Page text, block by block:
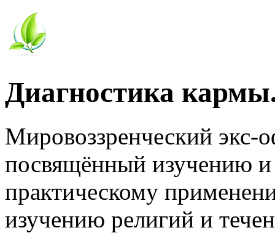
Диагностика
Мировоззренческий
посвящённый изучению
практическому
изучению религий и